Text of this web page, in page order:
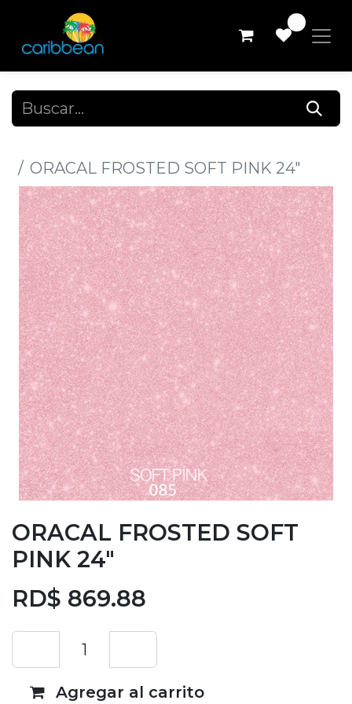
ORACAL FROSTED SOFT PINK 24"
ORACAL FROSTED SOFT
PINK 24"
RD$ 869.88
Agregar al carrito